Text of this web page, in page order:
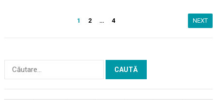
1 2 … 4 NEXT
Caută
după: